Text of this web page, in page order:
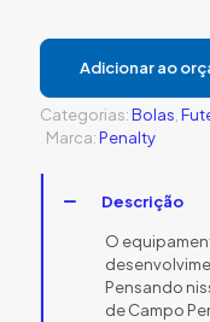
Adicionar ao
Categorias:Bolas,
Marca:Penalty
Descrição
O
Pensando
de Campo